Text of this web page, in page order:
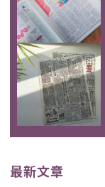
最新文章